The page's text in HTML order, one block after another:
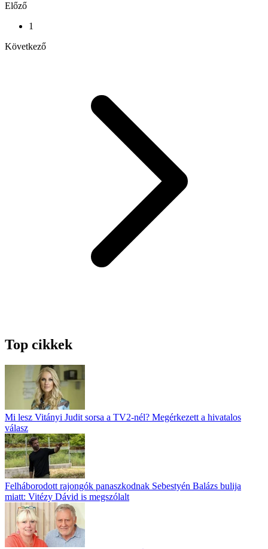
Előző
1
Következő
Top cikkek
Mi lesz Vitányi Judit sorsa a TV2-nél? Megérkezett a hivatalos
válasz
Felháborodott rajongók panaszkodnak Sebestyén Balázs bulija
miatt: Vitézy Dávid is megszólalt